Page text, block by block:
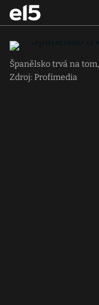
Španělsko trvá na
Zdroj: Profimedia